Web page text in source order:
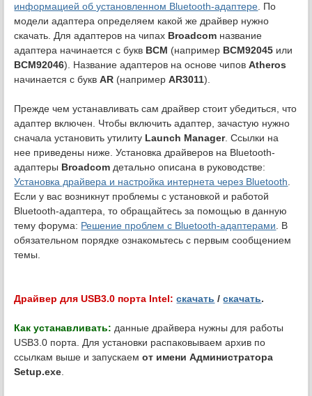
информацией об установленном Bluetooth-адаптере . По
модели адаптера определяем какой же драйвер нужно
скачать. Для адаптеров на чипах Broadcom название
адаптера начинается с букв BCM (например BCM92045 или
BCM92046). Название адаптеров на основе чиповAtheros
начинается с буквAR (напримерAR3011).
Прежде чем устанавливать сам драйвер стоит убедиться, что
адаптер включен. Чтобы включить адаптер, зачастую нужно
сначала установить утилиту Launch Manager. Ссылки на
нее приведены ниже. Установка драйверов на Bluetooth-
адаптеры Broadcom детально описана в руководстве:
Установка драйвера и настройка интернета через Bluetooth
Если у вас возникнут проблемы с установкой и работой
Bluetooth-адаптера, то обращайтесь за помощью в данную
тему форума: Решение проблем с Bluetooth-адаптерами . В
обязательном порядке ознакомьтесь с первым сообщением
темы.
Драйвер для USB3.0 порта Intel: скачать /скачать.
Как устанавливать: данные драйвера нужны для работы
USB3.0 порта. Для установки распаковываем архив по
ссылкам выше и запускаемот имени Администратора
Setup.exe